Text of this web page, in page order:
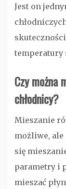
Jest on
temperatury
Czy można
chłodnicy?
Mieszanie
możliwe, ale
się
parametry i
mieszać